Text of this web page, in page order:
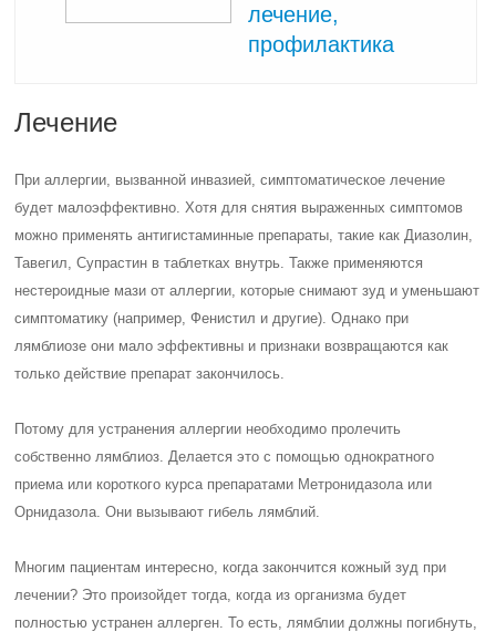
лечение,
профилактика
Лечение
При аллергии, вызванной инвазией, симптоматическое лечение
будет малоэффективно. Хотя для снятия выраженных симптомов
можно применять антигистаминные препараты, такие как Диазолин,
Тавегил, Супрастин в таблетках внутрь. Также применяются
нестероидные мази от аллергии, которые снимают зуд и уменьшают
симптоматику (например, Фенистил и другие). Однако при
лямблиозе они мало эффективны и признаки возвращаются как
только действие препарат закончилось.
Потому для устранения аллергии необходимо пролечить
собственно лямблиоз. Делается это с помощью однократного
приема или короткого курса препаратами Метронидазола или
Орнидазола. Они вызывают гибель лямблий.
Многим пациентам интересно, когда закончится кожный зуд при
лечении? Это произойдет тогда, когда из организма будет
полностью устранен аллерген. То есть, лямблии должны погибнуть,